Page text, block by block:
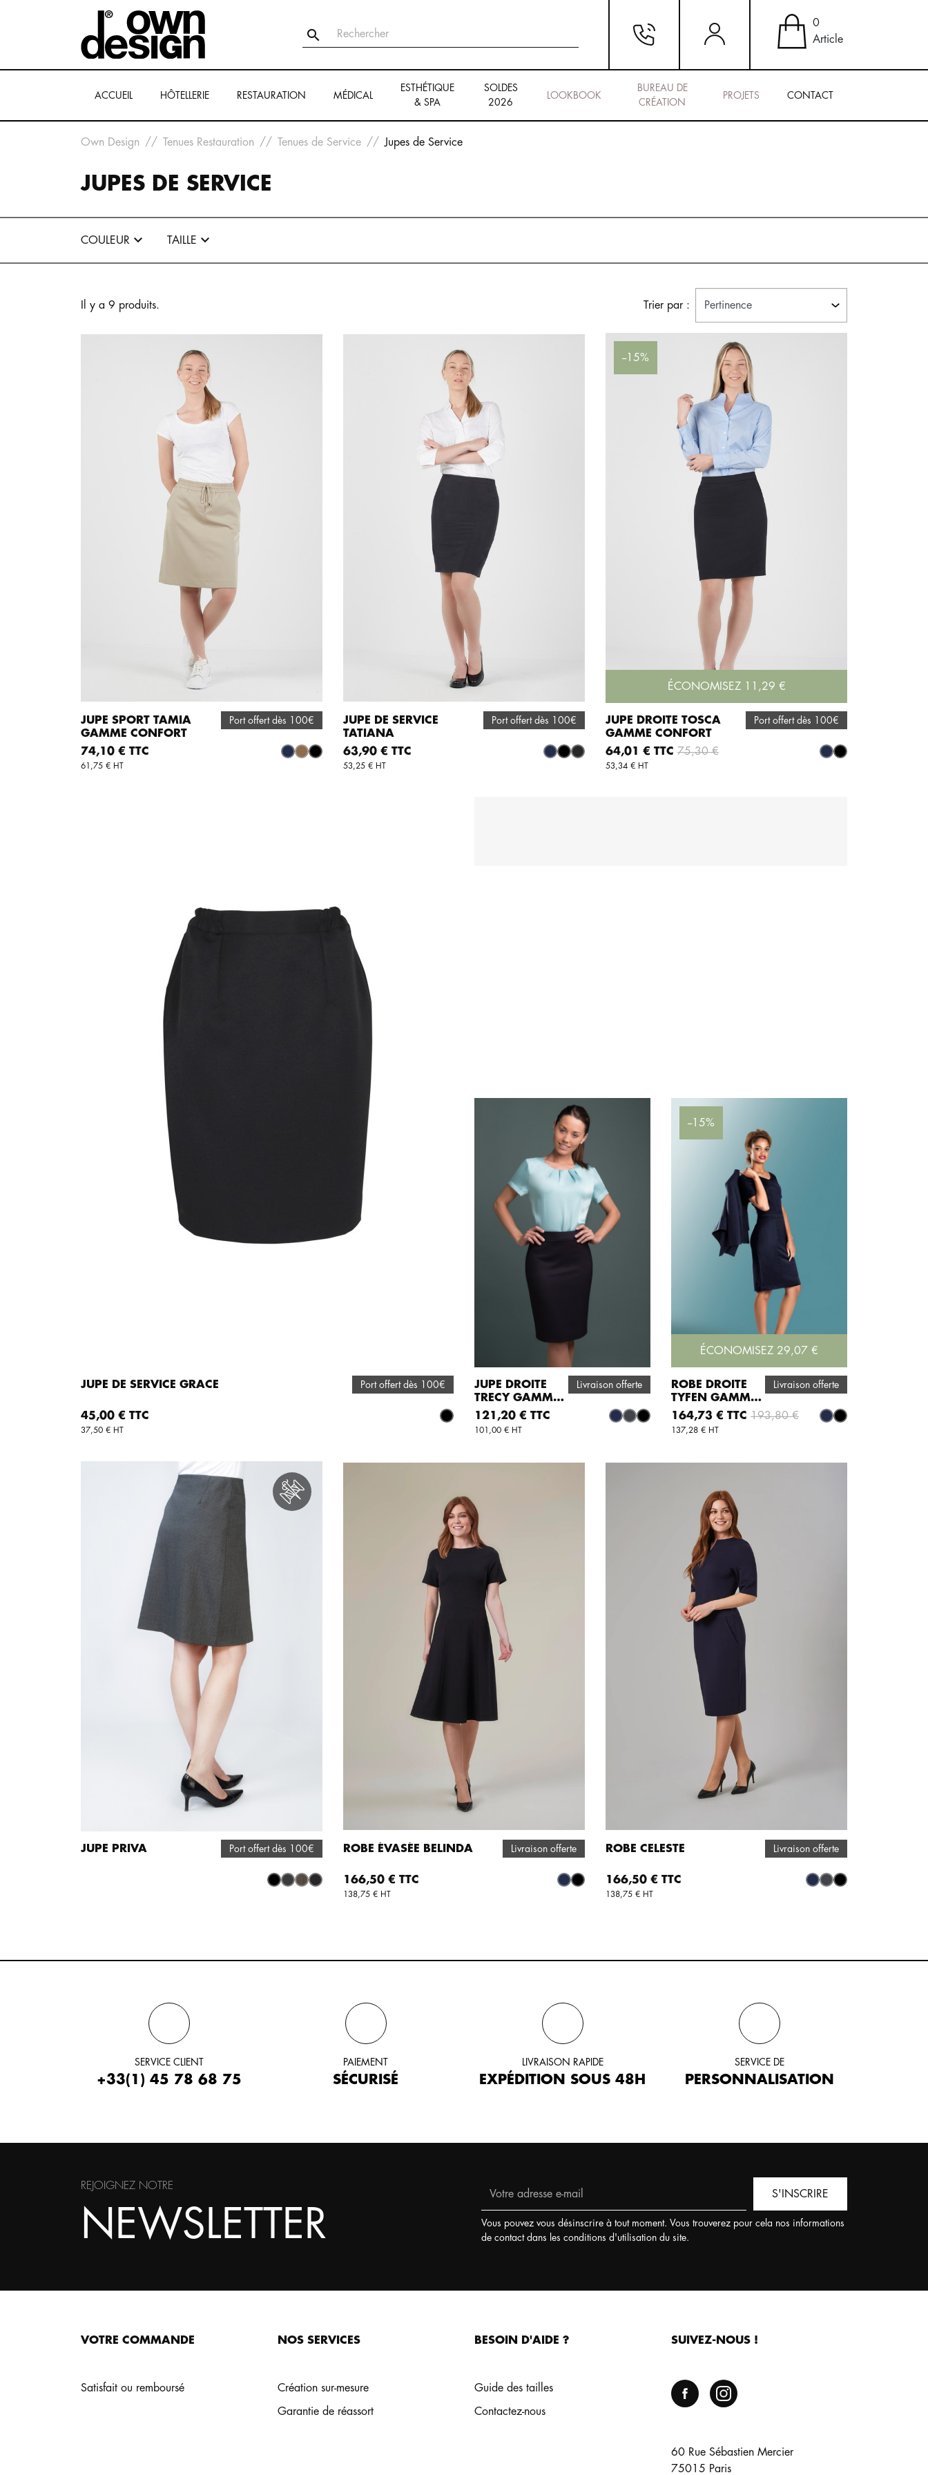

0
Article
ACCUEIL HÔTELLERIE RESTAURATION MÉDICAL
ESTHÉTIQUE
& SPA
SOLDES
2026
LOOKBOOK
BUREAU DE
CRÉATION
PROJETS CONTACT
Own Design Tenues Restauration Tenues de Service Jupes de Service
JUPES DE SERVICE
COULEUR  TAILLE 
Il y a 9 produits. Trier par :
JUPE SPORT TAMIA
GAMME CONFORT
Port offert dès 100€
Prix
74,10 € TTC
61,75 € HT
Marine
Beige
Noir
JUPE DE SERVICE
TATIANA
Port offert dès 100€
Prix
63,90 € TTC
53,25 € HT
Marine
NoirAnthracite
--15%
AJOUTER AU PANIER
ÉCONOMISEZ 11,29 €
JUPE DROITE TOSCA
GAMME CONFORT
Port offert dès 100€
Prix
64,01 € TTC Prix de base
75,30 €
53,34 € HT
Marine
Noir
JUPE DE SERVICE GRACE Port offert dès 100€
Prix
45,00 € TTC
37,50 € HT
Noir
AJOUTER AU PANIER
JUPE DROITE
TRECY GAMME
TRAVEL
Livraison offerte
Prix
121,20 € TTC
101,00 € HT
Marine
GrisNoir
--15%
AJOUTER AU PANIER
ÉCONOMISEZ 29,07 €
ROBE DROITE
TYFEN GAMME
TRAVEL
Livraison offerte
Prix
164,73 € TTC Prix de base
193,80 €
137,28 € HT
Marine
Noir
JUPE PRIVA Port offert dès 100€
NoirGris moyen
gris rayure
Anthracite
AJOUTER AU PANIER
ROBE ÉVASÉE BELINDA Livraison offerte
Prix
166,50 € TTC
138,75 € HT
Marine
Noir
AJOUTER AU PANIER
ROBE CELESTE Livraison offerte
Prix
166,50 € TTC
138,75 € HT
Marine
GrisNoir
SERVICE CLIENT
+33(1) 45 78 68 75
PAIEMENT
SÉCURISÉ
LIVRAISON RAPIDE
EXPÉDITION SOUS 48H
SERVICE DE
PERSONNALISATION
REJOIGNEZ NOTRE
NEWSLETTER
S'INSCRIRE
Vous pouvez vous désinscrire à tout moment. Vous trouverez pour cela nos informations
de contact dans les conditions d'utilisation du site.
VOTRE COMMANDE
Satisfait ou remboursé
NOS SERVICES
Création sur-mesure
Garantie de réassort
BESOIN D'AIDE ?
Guide des tailles
Contactez-nous
SUIVEZ-NOUS !
60 Rue Sébastien Mercier
75015 Paris